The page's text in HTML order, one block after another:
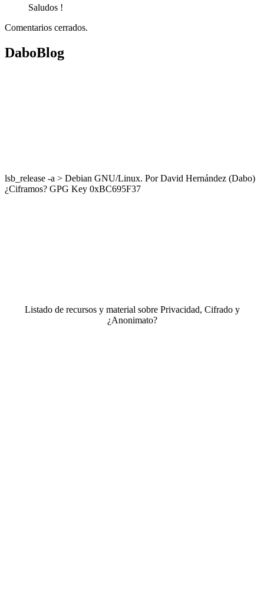
Saludos !
Comentarios cerrados.
DaboBlog
lsb_release -a > Debian GNU/Linux. Por David Hernández (Dabo)
¿Ciframos? GPG Key 0xBC695F37
Listado de recursos y material sobre Privacidad, Cifrado y
¿Anonimato?